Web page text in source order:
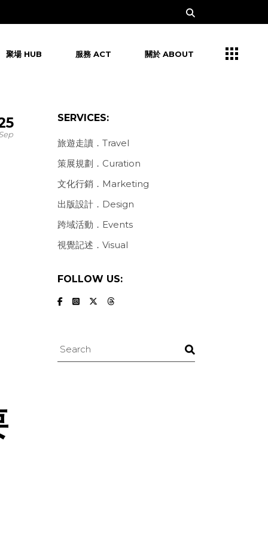
聚場 HUB 服務 ACT 關於 ABOUT
SERVICES:
旅遊走讀．Travel
策展規劃．Curation
文化行銷．Marketing
出版設計．Design
跨域活動．Events
視覺記述．Visual
FOLLOW US:
Search